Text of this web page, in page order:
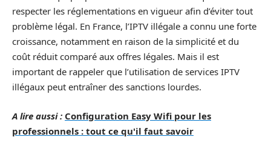
respecter les réglementations en vigueur afin d’éviter tout
problème légal. En France, l’IPTV illégale a connu une forte
croissance, notamment en raison de la simplicité et du
coût réduit comparé aux offres légales. Mais il est
important de rappeler que l’utilisation de services IPTV
illégaux peut entraîner des sanctions lourdes.
A lire aussi : Configuration Easy Wifi pour les
professionnels : tout ce qu'il faut savoir